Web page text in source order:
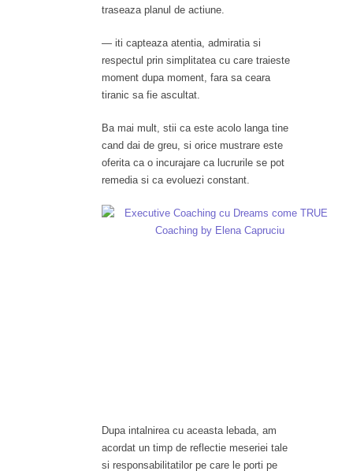
traseaza planul de actiune.
— iti capteaza atentia, admiratia si
respectul prin simplitatea cu care traieste
moment dupa moment, fara sa ceara
tiranic sa fie ascultat.
Ba mai mult, stii ca este acolo langa tine
cand dai de greu, si orice mustrare este
oferita ca o incurajare ca lucrurile se pot
remedia si ca evoluezi constant.
Dupa intalnirea cu aceasta lebada, am
acordat un timp de reflectie meseriei tale
si responsabilitatilor pe care le porti pe